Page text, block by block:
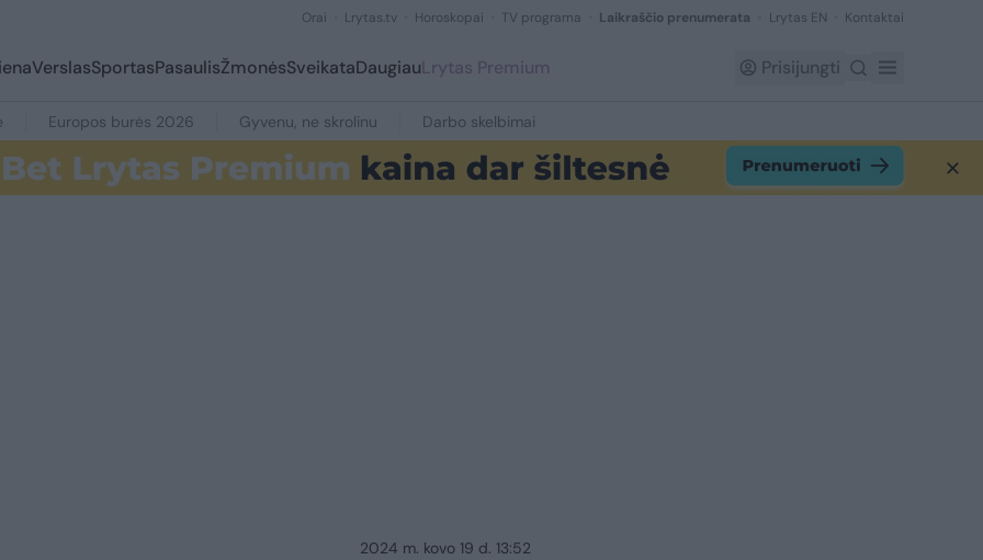
Orai Lrytas.tv Horoskopai TV programa Laikraščio prenumerata Lrytas EN Kontaktai
VerslasSportasPasaulisŽmonėsSveikataDaugiauLrytas Premium Prisijungti
Europos burės 2026 Gyvenu, ne skrolinu Darbo skelbimai
2024 m. kovo 19 d. 13:52